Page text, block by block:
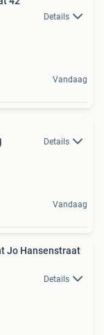
Details
Vandaag
Details
Vandaag
Jo Hansenstraat
Details